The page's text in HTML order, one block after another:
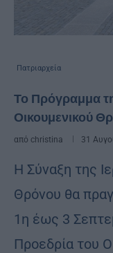
Πατριαρχεία
Το Πρόγραμμα
Οικουμενικού
από christina 31
Η Σύναξη της
Θρόνου θα
1η έως 3
Προεδρία του